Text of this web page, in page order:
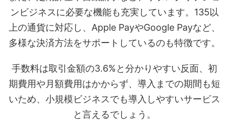
ンビジネスに必要な機能も充実しています。135以
上の通貨に対応し、Apple PayやGoogle Payなど、
多様な決済方法をサポートしているのも特徴です。
手数料は取引金額の3.6%と分かりやすい反面、初
期費用や月額費用はかからず、導入までの期間も短
いため、小規模ビジネスでも導入しやすいサービス
と言えるでしょう。